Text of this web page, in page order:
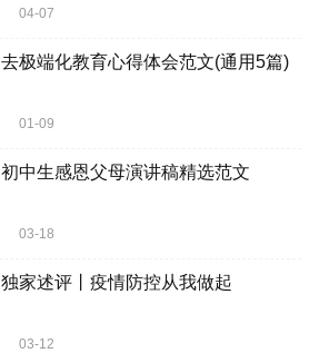
04-07
去极端化教育心得体会范文(通用5篇)
01-09
初中生感恩父母演讲稿精选范文
03-18
独家述评丨疫情防控从我做起
03-12